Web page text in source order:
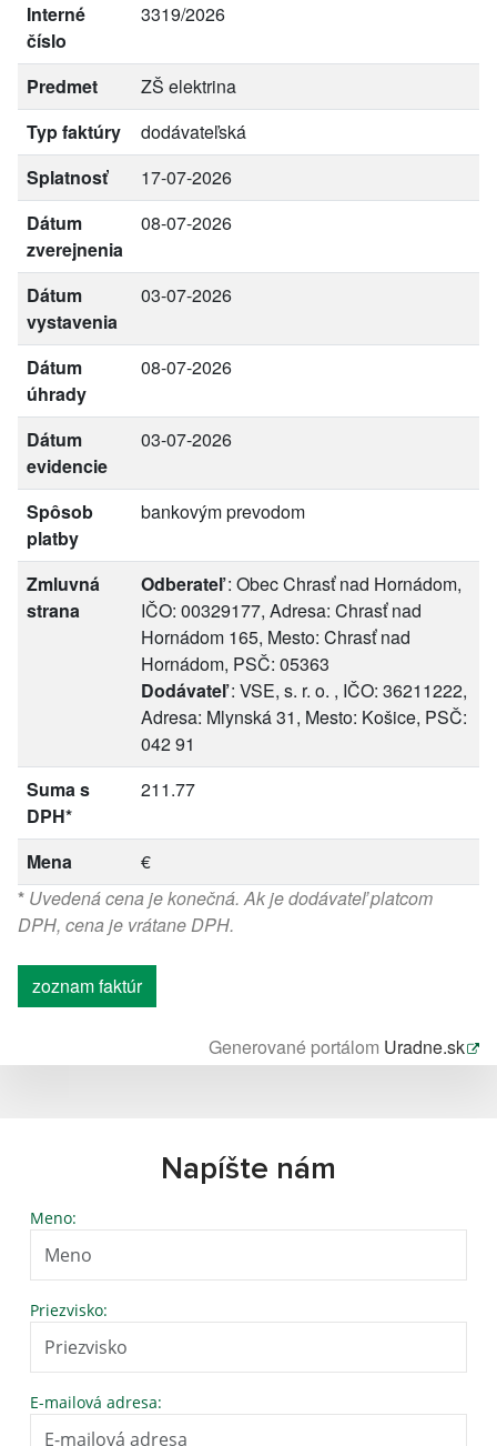
Interné
číslo
3319/2026
Predmet
ZŠ elektrina
Typ faktúry
dodávateľská
Splatnosť
17-07-2026
Dátum
zverejnenia
08-07-2026
Dátum
vystavenia
03-07-2026
Dátum
úhrady
08-07-2026
Dátum
evidencie
03-07-2026
Spôsob
platby
bankovým prevodom
Zmluvná
strana
Odberateľ: Obec Chrasť nad Hornádom,
IČO: 00329177, Adresa: Chrasť nad
Hornádom 165, Mesto: Chrasť nad
Hornádom, PSČ: 05363
Dodávateľ: VSE, s. r. o. , IČO: 36211222,
Adresa: Mlynská 31, Mesto: Košice, PSČ:
042 91
Suma s
DPH*
211.77
Mena
€
* Uvedená cena je konečná. Ak je dodávateľ platcom
DPH, cena je vrátane DPH.
zoznam faktúr
Generované portálom Uradne.sk
Napíšte nám
Meno:
Priezvisko:
E-mailová adresa: